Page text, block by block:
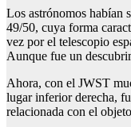
Los astrónomos habían
49/50, cuya forma
vez por el telescopio
Aunque fue un
Ahora, con el JWST
lugar inferior derecha,
relacionada con el